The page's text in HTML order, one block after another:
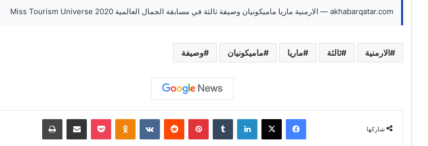
akhabarqatar.com — الارمنية ماريا ماميكونيان وصيفة ثالثة في مسابقة الجمال العالمية Miss Tourism Universe 2020
الارمنية ثالثة ماريا ماميكونيان وصيفة
شاركها
فيسبوك ‫X لينكدإن ‏Tumblr بينتيريست ‏Reddit
‏VKontakte
Odnoklassniki
‫Pocket مشاركة عبر البريد طباعة